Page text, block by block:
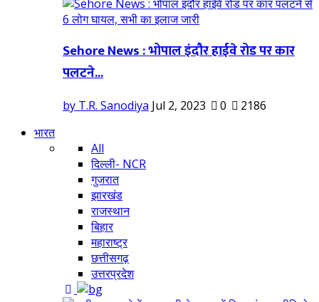
Sehore News : भोपाल इंदौर हाईवे रोड पर कार
पलटने...
by T.R. Sanodiya Jul 2, 2023 0
2186
भारत
All
दिल्ली- NCR
गुजरात
झारखंड
राजस्थान
बिहार
महाराष्ट्र
छत्तीसगढ़
उत्तरप्रदेश